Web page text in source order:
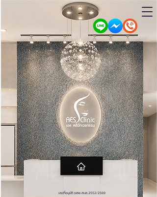
เลขที่อนุมัติ ฆสพ.สบส.2552/2569